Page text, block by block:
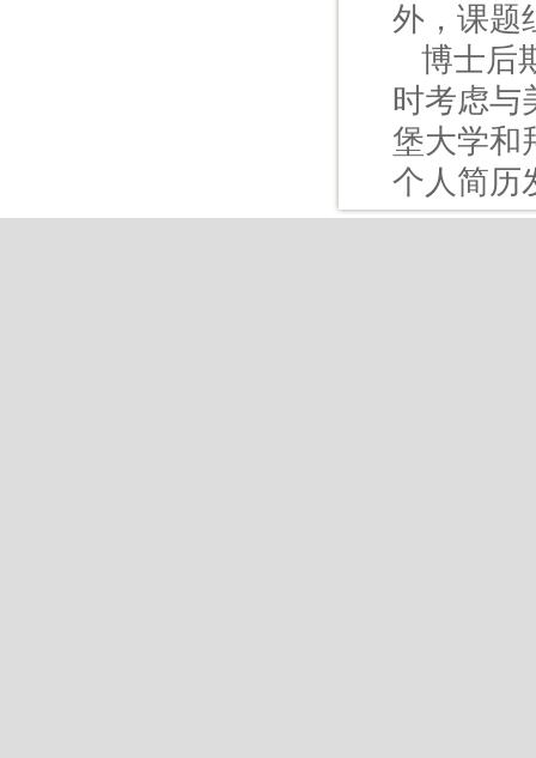
外，课题
博士后
时考虑与
堡大学和
个人简历